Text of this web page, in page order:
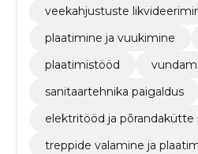
veekahjustuste
plaatimine ja vuukimine
plaatimistööd
sanitaartehnika paigaldus
elektritööd ja põrandakütte
treppide valamine ja